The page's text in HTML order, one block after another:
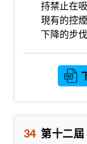
持禁止在
現有的控
下降的步
34 第十二